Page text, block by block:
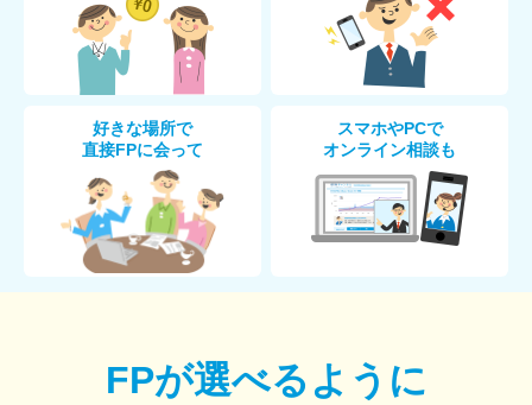
好きな場所で
直接FPに会って
スマホやPCで
オンライン相談も
FPが選べるように